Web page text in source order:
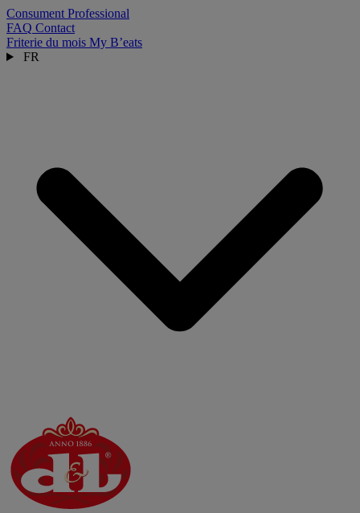
Consument Professional
FAQ Contact
Friterie du mois My B’eats
FR